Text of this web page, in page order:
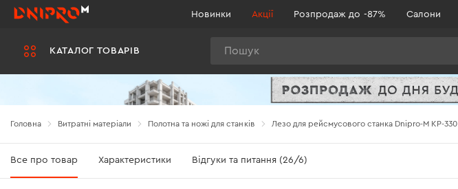
КАТАЛОГ ТОВАРІВ
Новинки Акції Розпродаж до -87% Салони
Головна Витратні матеріали Полотна та ножі для станків Лезо для рейсмусового станка Dnipro-M KP-330
Все про товар Характеристики Відгуки та питання (26/6)